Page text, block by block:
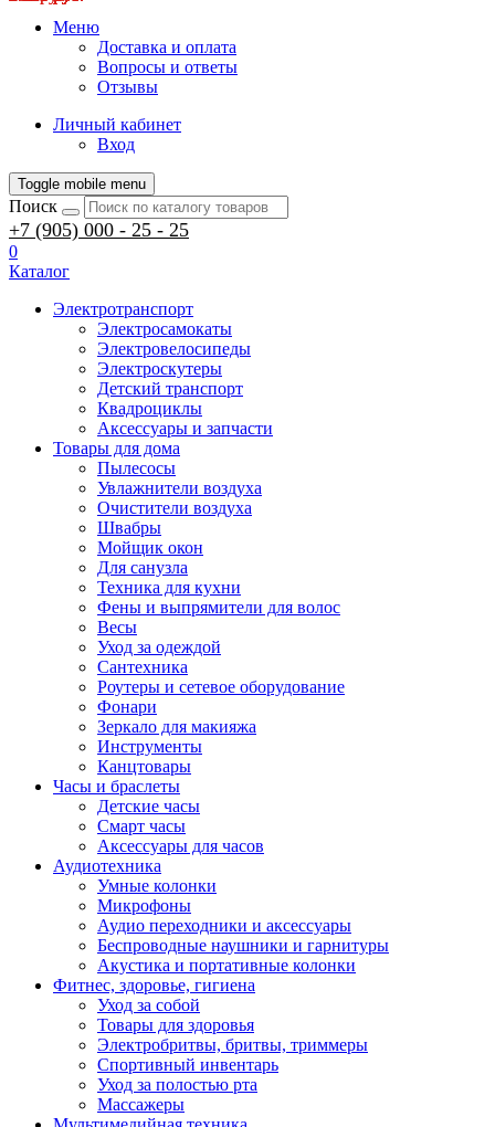
Меню
Доставка и оплата
Вопросы и ответы
Отзывы
Личный кабинет
Вход
Toggle mobile menu
Поиск
+7 (905) 000 - 25 - 25
0
Каталог
Электротранспорт
Электросамокаты
Электровелосипеды
Электроскутеры
Детский транспорт
Квадроциклы
Аксессуары и запчасти
Товары для дома
Пылесосы
Увлажнители воздуха
Очистители воздуха
Швабры
Мойщик окон
Для санузла
Техника для кухни
Фены и выпрямители для волос
Весы
Уход за одеждой
Сантехника
Роутеры и сетевое оборудование
Фонари
Зеркало для макияжа
Инструменты
Канцтовары
Часы и браслеты
Детские часы
Смарт часы
Аксессуары для часов
Аудиотехника
Умные колонки
Микрофоны
Аудио переходники и аксессуары
Беспроводные наушники и гарнитуры
Акустика и портативные колонки
Фитнес, здоровье, гигиена
Уход за собой
Товары для здоровья
Электробритвы, бритвы, триммеры
Спортивный инвентарь
Уход за полостью рта
Массажеры